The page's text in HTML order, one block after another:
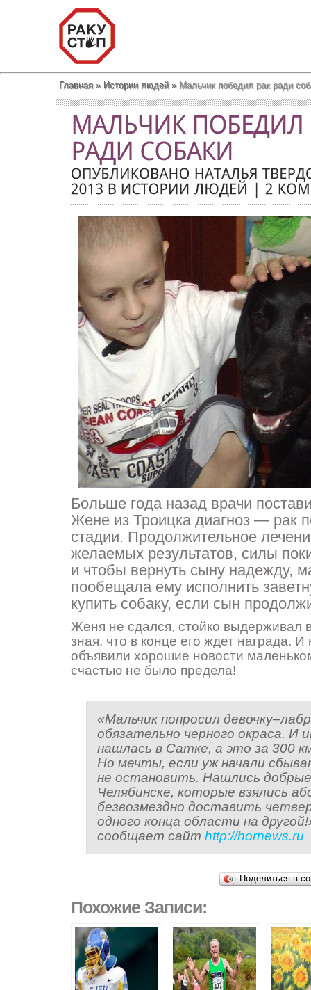
Главная » Истории людей »Мальчик победил рак ради
Больше года назад врачи
Жене из Троицка диагноз — рак
стадии. Продолжительное
желаемых результатов, cилы
и чтобы вернуть сыну надежду,
пообещала ему исполнить
купить собаку, если сын
Женя не сдался, стойко выдерживал
зная, что в конце его ждет награда. И
объявили хорошие новости
счастью не было предела!
«Мальчик попросил
обязательно черного окраса. И
нашлась в Сатке, а это за 300
Но мечты, если уж начали
не остановить. Нашлись
Челябинске, которые взялись
безвозмездно доставить
одного конца области на
сообщает сайтhttp://hornews.ru
Поделиться в
Похожие Записи: